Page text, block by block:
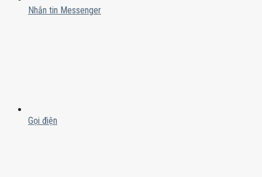
Nhắn tin Messenger
Gọi điện